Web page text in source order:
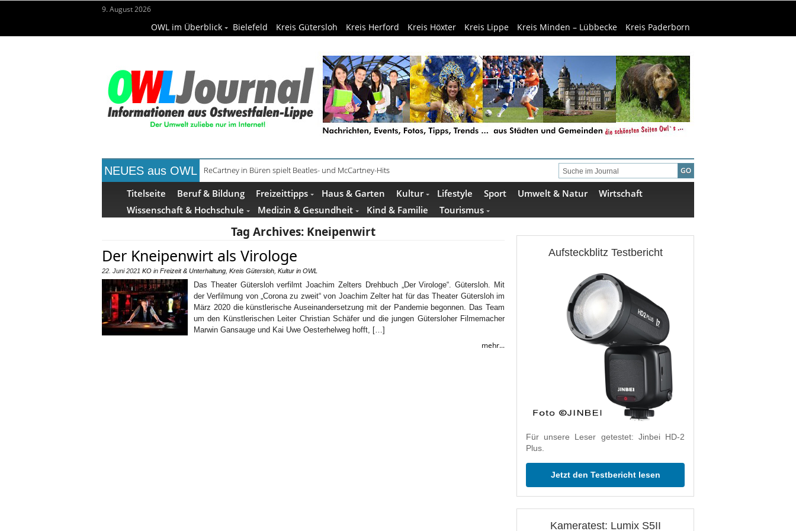
9. August 2026
OWL im Überblick Bielefeld Kreis Gütersloh Kreis Herford Kreis Höxter Kreis Lippe Kreis Minden – Lübbecke Kreis Paderborn
NEUES aus OWL Mittelalterwoche und Escape Room im Mindener Museum
Titelseite Beruf & Bildung Freizeittipps Haus & Garten Kultur Lifestyle Sport Umwelt & Natur
Wirtschaft
Wissenschaft & Hochschule
Medizin & Gesundheit Kind & Familie Tourismus
Tag Archives: Kneipenwirt
Der Kneipenwirt als Virologe
22. Juni 2021 KO in Freizeit & Unterhaltung Kreis Gütersloh Kultur in OWL
Das Theater Gütersloh verfilmt Joachim Zelters Drehbuch „Der Virologe“. Gütersloh. Mit
der Verfilmung von „Corona zu zweit“ von Joachim Zelter hat für das Theater Gütersloh im
März 2020 die künstlerische Auseinandersetzung mit der Pandemie begonnen. Das Team
um den Künstlerischen Leiter Christian Schäfer und die jungen Gütersloher Filmemacher
Marwin Gansauge und Kai Uwe Oesterhelweg hofft, […]
mehr...
Aufsteckblitz Testbericht
Für unsere Leser getestet: Jinbei HD-2
Plus.
Jetzt den Testbericht lesen
Kameratest: Lumix S5II